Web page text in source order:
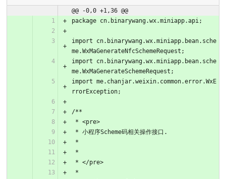
@@ -0,0 +1,36 @@
package cn.binarywang.wx.miniapp.api;
import cn.binarywang.wx.miniapp.bean.sche
me.WxMaGenerateNfcSchemeRequest;
import cn.binarywang.wx.miniapp.bean.sche
me.WxMaGenerateSchemeRequest;
import me.chanjar.weixin.common.error.WxE
rrorException;
/**
* <pre>
* 小程序Scheme码相关操作接口.
*
*
* </pre>
*